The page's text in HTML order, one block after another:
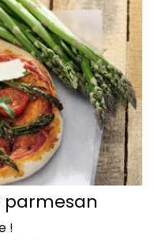
parmesan
!